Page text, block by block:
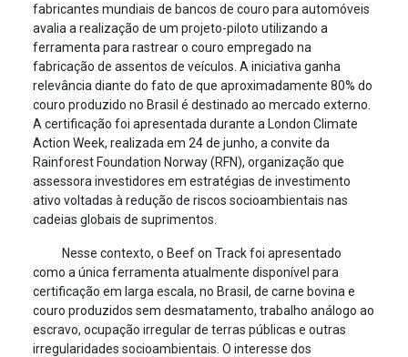
fabricantes mundiais de bancos de couro para automóveis
avalia a realização de um projeto-piloto utilizando a
ferramenta para rastrear o couro empregado na
fabricação de assentos de veículos. A iniciativa ganha
relevância diante do fato de que aproximadamente 80% do
couro produzido no Brasil é destinado ao mercado externo.
A certificação foi apresentada durante a London Climate
Action Week, realizada em 24 de junho, a convite da
Rainforest Foundation Norway (RFN), organização que
assessora investidores em estratégias de investimento
ativo voltadas à redução de riscos socioambientais nas
cadeias globais de suprimentos.
Nesse contexto, o Beef on Track foi apresentado
como a única ferramenta atualmente disponível para
certificação em larga escala, no Brasil, de carne bovina e
couro produzidos sem desmatamento, trabalho análogo ao
escravo, ocupação irregular de terras públicas e outras
irregularidades socioambientais. O interesse dos